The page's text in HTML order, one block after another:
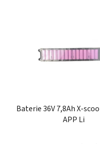
Baterie 36V 7,8Ah X-
APP Li